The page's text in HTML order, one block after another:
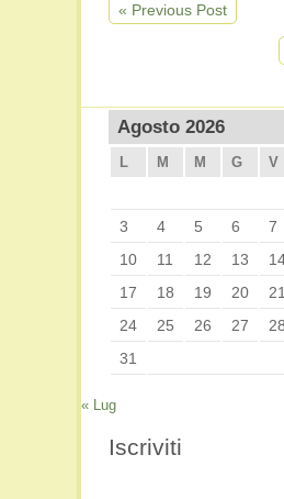
« Previous Post
Agosto 2026
L M M G V
3
4 5 6 7
10
11 12 13
17
18 19 20 21
24
25 26 27 28
31
« Lug
Iscriviti